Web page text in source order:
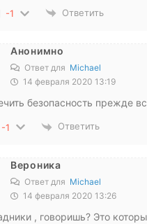
-1 Ответить
Анонимно
Ответ для Michael
14 февраля 2020 13:19
безопасность прежде
-1 Ответить
Вероника
Ответ для Michael
14 февраля 2020 13:26
, говоришь? Это